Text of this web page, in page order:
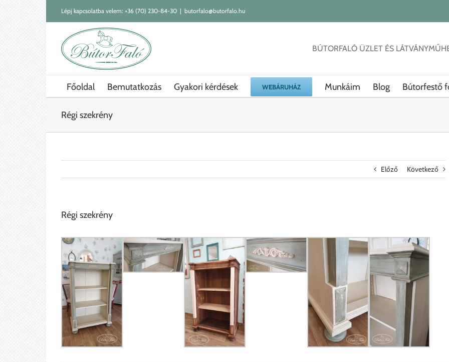
Lépj kapcsolatba velem: +36 (70) 230-84-30 | butorfalo@butorfalo.hu
BÚTORFALÓ ÜZLET ÉS
Főoldal Bemutatkozás Gyakori kérdések WEBÁRUHÁZ Munkáim Blog Bútorfestő
Régi szekrény
Előző Következő
Régi szekrény